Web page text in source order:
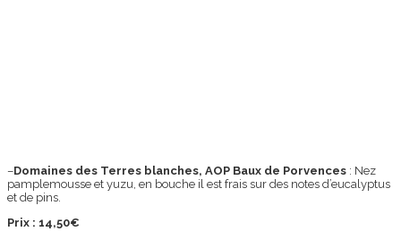
–Domaines des Terres blanches, AOP Baux de Porvences : Nez
pamplemousse et yuzu, en bouche il est frais sur des notes d’eucalyptus
et de pins.
Prix : 14,50€